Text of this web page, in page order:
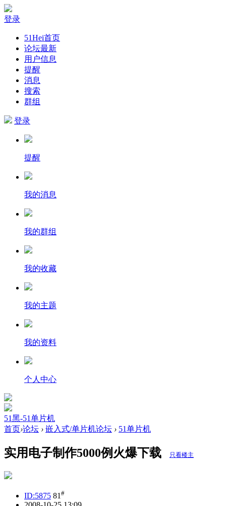
登录
51Hei首页
论坛最新
用户信息
提醒
消息
搜索
群组
登录
提醒
我的消息
我的群组
我的收藏
我的主题
我的资料
个人中心
51黑-51单片机
首页›论坛 › 嵌入式/单片机论坛 › 51单片机
实用电子制作5000例火爆下载 只看楼主
ID:5875 81 #